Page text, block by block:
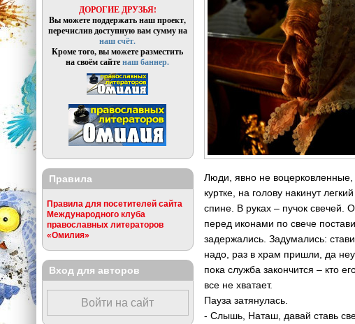
Люди, явно не воцерковленные,
куртке, на голову накинут
спине. В руках – пучок свечей.
перед иконами по свече
задержались. Задумались:
надо, раз в храм пришли, да
пока служба закончится – кто
все не хватает.
Пауза затянулась.
- Слышь, Наташ, давай ставь
ДОРОГИЕ ДРУЗЬЯ!
Вы можете поддержать наш проект,
перечислив доступную вам сумму на
наш счёт.
Кроме того, вы можете разместить
на своём сайтенаш баннер.
Правила
Правила для посетителей сайта
Международного клуба
православных литераторов
«Омилия»
Вход для авторов
Войти на сайт